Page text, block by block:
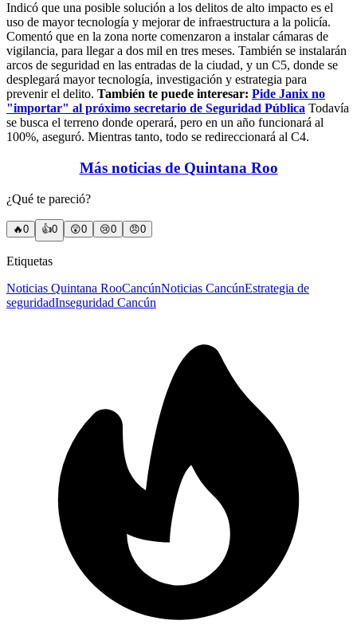
Indicó que una posible solución a los delitos de alto impacto es el
uso de mayor tecnología y mejorar de infraestructura a la policía.
Comentó que en la zona norte comenzaron a instalar cámaras de
vigilancia, para llegar a dos mil en tres meses. También se instalarán
arcos de seguridad en las entradas de la ciudad, y un C5, donde se
desplegará mayor tecnología, investigación y estrategia para
prevenir el delito. También te puede interesar: Pide Janix no
"importar" al próximo secretario de Seguridad Pública Todavía
se busca el terreno donde operará, pero en un año funcionará al
100%, aseguró. Mientras tanto, todo se redireccionará al C4.
Más noticias de Quintana Roo
¿Qué te pareció?
🔥0 👍0 😲0 😢0 😠0
Etiquetas
Noticias Quintana RooCancúnNoticias CancúnEstrategia de
seguridadInseguridad Cancún